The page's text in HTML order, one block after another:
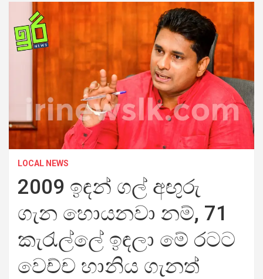
LOCAL NEWS
2009 ඉඳන් ගල් අඟුරු
ගැන හොයනවා නම්, 71
කැරැල්ලේ ඉඳලා මේ රටට
වෙච්ච හානිය ගැනත්